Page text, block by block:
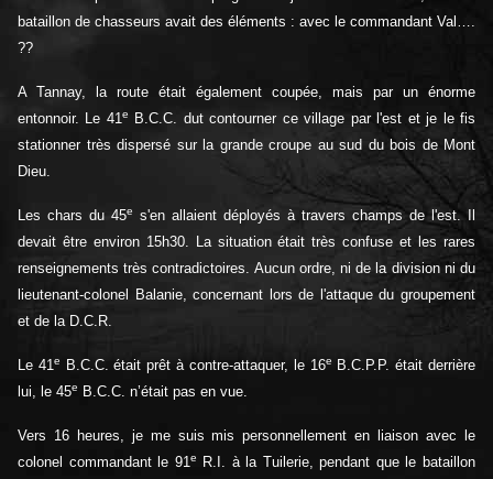
bataillon de chasseurs avait des éléments : avec le commandant Val….
??
A Tannay, la route était également coupée, mais par un énorme
entonnoir. Le 41e
B.C.C. dut contourner ce village par l'est et je le fis
stationner très dispersé sur la grande croupe au sud du bois de Mont
Dieu.
Les chars du 45e
s'en allaient déployés à travers champs de l'est. Il
devait être environ 15h30. La situation était très confuse et les rares
renseignements très contradictoires. Aucun ordre, ni de la division ni du
lieutenant-colonel Balanie, concernant lors de l'attaque du groupement
et de la D.C.R.
Le 41e B.C.C. était prêt à contre-attaquer, le 16e
B.C.P.P. était derrière
lui, le 45e B.C.C. n’était pas en vue.
Vers 16 heures, je me suis mis personnellement en liaison avec le
colonel commandant le 91e
R.I. à la Tuilerie, pendant que le bataillon